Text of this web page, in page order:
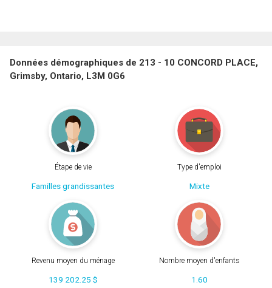
Données démographiques de 213 - 10 CONCORD PLACE,
Grimsby, Ontario, L3M 0G6
Étape de vie
Familles grandissantes
Type d'emploi
Mixte
Revenu moyen du ménage
139 202.25 $
Nombre moyen d'enfants
1.60